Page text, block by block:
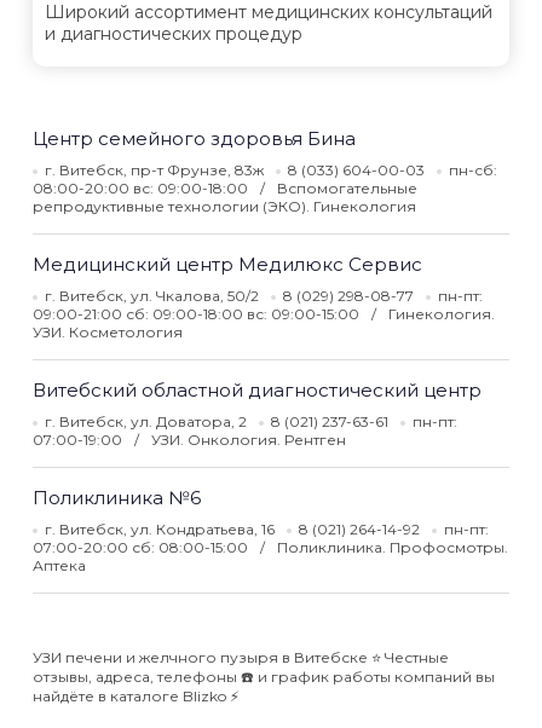
Широкий ассортимент медицинских консультаций
и диагностических процедур
Центр семейного здоровья Бина
г. Витебск, пр-т Фрунзе, 83ж 8 (033) 604-00-03
пн-сб:
08:00-20:00 вс: 09:00-18:00
Вспомогательные
репродуктивные технологии (ЭКО). Гинекология
Медицинский центр Медилюкс Сервис
г. Витебск, ул. Чкалова, 50/2 8 (029) 298-08-77
пн-пт:
09:00-21:00 сб: 09:00-18:00 вс: 09:00-15:00
Гинекология.
УЗИ. Косметология
Витебский областной диагностический центр
г. Витебск, ул. Доватора, 2 8 (021) 237-63-61
пн-пт:
07:00-19:00
УЗИ. Онкология. Рентген
Поликлиника №6
г. Витебск, ул. Кондратьева, 16 8 (021) 264-14-92
пн-пт:
07:00-20:00 сб: 08:00-15:00
Поликлиника. Профосмотры.
Аптека
УЗИ печени и желчного пузыря в Витебске ⭐️ Честные
отзывы, адреса, телефоны ☎️ и график работы компаний вы
найдёте в каталоге Blizko ⚡️